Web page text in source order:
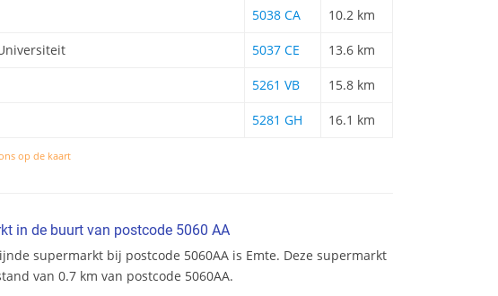
5038 CA 10.2 km
5037 CE 13.6 km
5261 VB 15.8 km
5281 GH 16.1 km
op de kaart
in de buurt van postcode 5060 AA
supermarkt bij postcode 5060AA is Emte. Deze supermarkt
van 0.7 km van postcode 5060AA.